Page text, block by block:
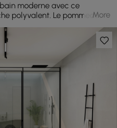
moderne avec ce
polyvalent. Le pommeau
encastré ou exposé
de pulvérisation équilibrée
peau, éliminant ainsi la
ce temps, trois jets
complète pour
apaiser vos muscles
douche à main à 3 modes,
manière relaxante et
de douche qui vous
rapide !
More